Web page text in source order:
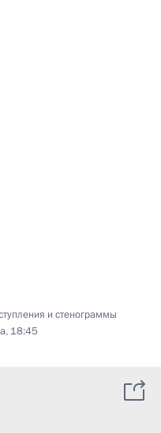
и стенограммы
18:45